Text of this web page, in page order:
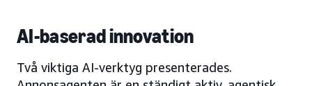
AI-baserad innovation
Två viktiga AI-verktyg presenterades.